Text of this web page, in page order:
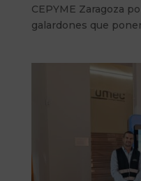
CEPYME Zaragoza
galardones que